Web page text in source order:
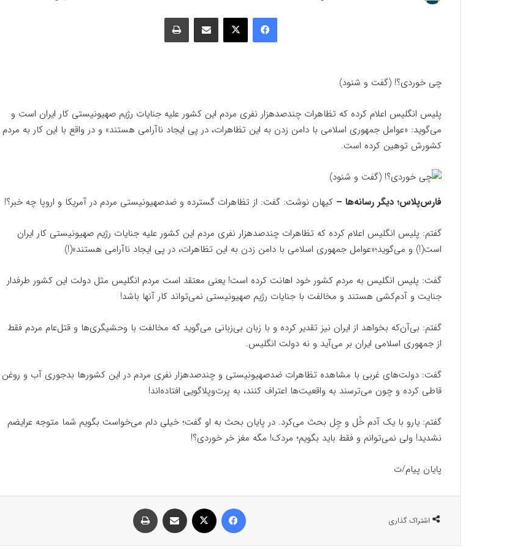
فیسبوک ایکس اشتراک گذاری با ایمیل چاپ
چی خوردی؟! (گفت و شنود)
پلیس انگلیس اعلام کرده که تظاهرات چند‌صد‌هزار نفری مردم این کشور علیه جنایات رژیم صهیونیستی کار ایران است‌ و
می‌گوید: «عوامل جمهوری اسلامی با دامن زدن به این تظاهرات، در پی ایجاد ناآرامی هستند»‌ و در واقع با این کار به مردم
کشورش توهین کرده است.
فارس‌پلاس؛ دیگر رسانه‌ها – کیهان نوشت: گفت: از تظاهرات گسترده و ضد‌صهیونیستی مردم در آمریکا و اروپا چه خبر؟!
گفتم: پلیس انگلیس اعلام کرده که تظاهرات چند‌صد‌هزار نفری مردم این کشور علیه جنایات رژیم صهیونیستی کار ایران
است‌(!) و می‌گوید؛«عوامل جمهوری اسلامی با دامن زدن به این تظاهرات، در پی ایجاد ناآرامی هستند»‌(!)
گفت: پلیس انگلیس به مردم کشور خود اهانت کرده است! یعنی معتقد است مردم انگلیس مثل دولت این کشور طرفدار
جنایت و آدم‌کشی هستند و مخالفت با جنایات رژیم صهیونیستی نمی‌تواند کار آنها باشد!
گفتم: بی‌آن‌که بخواهد از ایران نیز تقدیر کرده و با زبان بی‌زبانی می‌گوید که مخالفت با وحشیگری‌ها و قتل‌عام مردم فقط
از جمهوری اسلامی ایران بر می‌آید و نه دولت انگلیس.
گفت: دولت‌های غربی با مشاهده تظاهرات ضد‌صهیونیستی و چند‌صد‌هزار نفری مردم در این کشورها بد‌جوری آب و روغن
قاطی کرده و چون می‌ترسند به واقعیت‌ها اعتراف کنند، به پرت‌و‌پلا‌گویی افتاده‌اند!
گفتم: یارو با یک آدم خُل و چِل بحث می‌کرد. در پایان بحث به او گفت؛ خیلی دلم می‌خواست بگویم شما متوجه عرایضم
نشدید! ولی نمی‌توانم و فقط باید بگویم؛ مردک! مگه مغز خر‌ خوردی؟!
پایان پیام/ت
اشتراک گذاری
فیسبوک ایکس اشتراک گذاری با ایمیل